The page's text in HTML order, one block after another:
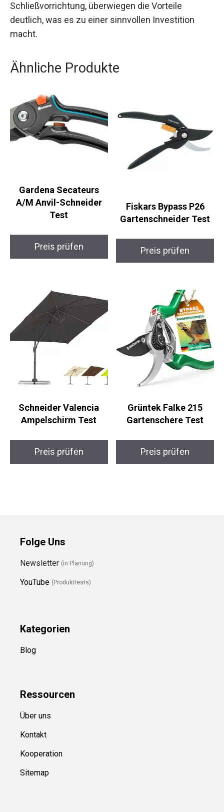
Schließvorrichtung, überwiegen die Vorteile
deutlich, was es zu einer sinnvollen Investition
macht.
Ähnliche Produkte
Gardena Secateurs
A/M Anvil-Schneider
Test
Preis prüfen
Fiskars Bypass P26
Gartenschneider Test
Preis prüfen
Schneider Valencia
Ampelschirm Test
Preis prüfen
Grüntek Falke 215
Gartenschere Test
Preis prüfen
Folge Uns
Newsletter (in Planung)
YouTube (Produkttests)
Kategorien
Blog
Ressourcen
Über uns
Kontakt
Kooperation
Sitemap